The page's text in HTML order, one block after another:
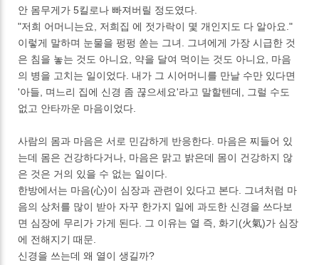
안 몸무게가 5킬로나 빠져버릴 정도였다.
"저희 어머니는요, 저희집 에 젓가락이 몇 개인지도 다 알아요."
이렇게 말하며 눈물을 펑펑 쏟는 그녀. 그녀에게 가장 시급한 것
은 침을 놓는 것도 아니요, 약을 달여 먹이는 것도 아니요, 마음
의 병을 고치는 일이었다. 내가 그 시어머니를 만날 수만 있다면
'아들, 며느리 집에 신경 좀 끊으세요'라고 말할텐데, 그럴 수도
없고 안타까운 마음이었다.
사람의 몸과 마음은 서로 민감하게 반응한다. 마음은 찌들어 있
는데 몸은 건강하다거나, 마음은 맑고 밝은데 몸이 건강하지 않
은 것은 거의 있을 수 없는 일이다.
한방에서는 마음(心)이 심장과 관련이 있다고 본다. 그녀처럼 마
음의 상처를 많이 받아 자꾸 한가지 일에 과도한 신경을 쓰다보
면 심장에 무리가 가게 된다. 그 이유는 열 즉, 화기(火氣)가 심장
에 전해지기 때문.
신경을 쓰는데 왜 열이 생길까?